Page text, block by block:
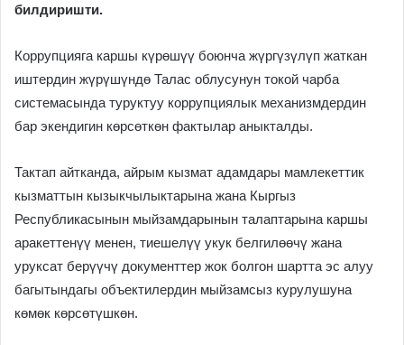
билдиришти.
Коррупцияга каршы күрөшүү боюнча жүргүзүлүп жаткан
иштердин жүрүшүндө Талас облусунун токой чарба
системасында туруктуу коррупциялык механизмдердин
бар экендигин көрсөткөн фактылар аныкталды.
Тактап айтканда, айрым кызмат адамдары мамлекеттик
кызматтын кызыкчылыктарына жана Кыргыз
Республикасынын мыйзамдарынын талаптарына каршы
аракеттенүү менен, тиешелүү укук белгилөөчү жана
уруксат берүүчү документтер жок болгон шартта эс алуу
багытындагы объектилердин мыйзамсыз курулушуна
көмөк көрсөтүшкөн.